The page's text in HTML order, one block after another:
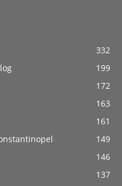
332
199
172
163
161
149
146
137